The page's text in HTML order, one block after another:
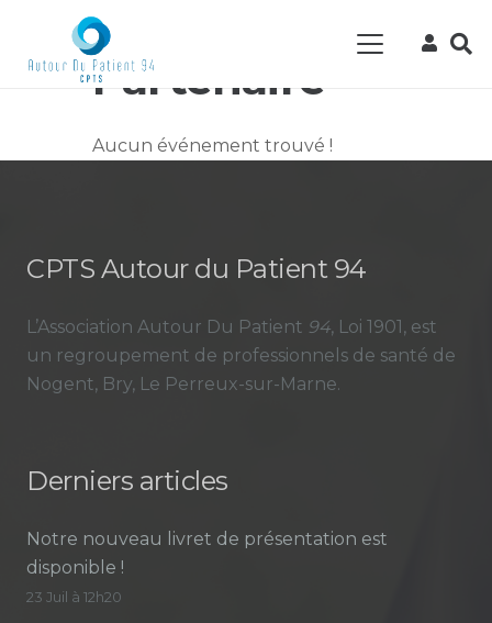
Evènement
Partenaire
Aucun événement trouvé !
CPTS Autour du Patient 94
L’Association Autour Du Patient 94, Loi 1901, est
un regroupement de professionnels de santé de
Nogent, Bry, Le Perreux-sur-Marne.
Derniers articles
Notre nouveau livret de présentation est
disponible !
23 Juil à 12h20